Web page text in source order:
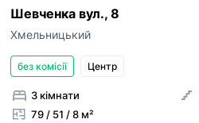
Шевченка вул., 8
Хмельницький
без комісії Центр
3 кімнати
79 / 51 / 8 м²